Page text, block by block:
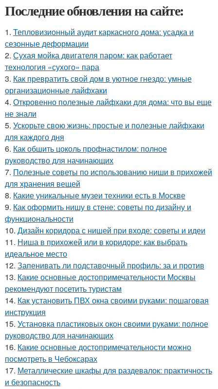
Последние обновления на сайте:
1. Тепловизионный аудит каркасного дома: усадка и
сезонные деформации
2. Сухая мойка двигателя паром: как работает
технология «сухого» пара
3. Как превратить свой дом в уютное гнездо: умные
организационные лайфхаки
4. Откровенно полезные лайфхаки для дома: что вы еще
не знали
5. Ускорьте свою жизнь: простые и полезные лайфхаки
для каждого дня
6. Как обшить цоколь профнастилом: полное
руководство для начинающих
7. Полезные советы по использованию ниши в прихожей
для хранения вещей
8. Какие уникальные музеи техники есть в Москве
9. Как оформить нишу в стене: советы по дизайну и
функциональности
10. Дизайн коридора с нишей при входе: советы и идеи
11. Ниша в прихожей или в коридоре: как выбрать
идеальное место
12. Запенивать ли подставочный профиль: за и против
13. Какие основные достопримечательности Москвы
рекомендуют посетить туристам
14. Как установить ПВХ окна своими руками: пошаговая
инструкция
15. Установка пластиковых окон своими руками: полное
руководство для начинающих
16. Какие основные достопримечательности можно
посмотреть в Чебоксарах
17. Металлические шкафы для раздевалок: практичность
и безопасность